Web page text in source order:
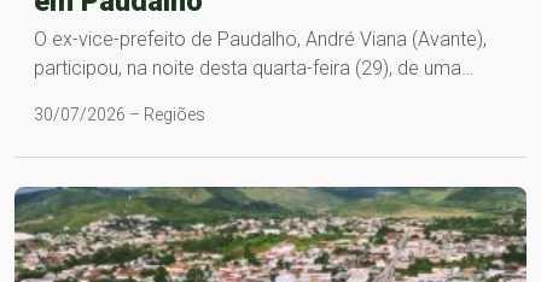
O ex-vice-prefeito de Paudalho, André Viana (Avante),
participou, na noite desta quarta-feira (29), de uma…
30/07/2026 – Regiões